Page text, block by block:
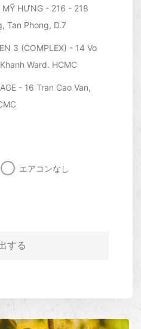
MỸ HƯNG - 216 - 218
Tan Phong, D.7
3 (COMPLEX) - 14 Vo
Ward. HCMC
- 16 Tran Cao Van,
エアコンなし
する